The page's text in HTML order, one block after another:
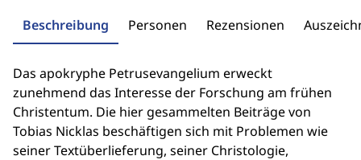
Beschreibung Personen Rezensionen
Das apokryphe Petrusevangelium erweckt
zunehmend das Interesse der Forschung am frühen
Christentum. Die hier gesammelten Beiträge von
Tobias Nicklas beschäftigen sich mit Problemen wie
seiner Textüberlieferung, seiner Christologie,